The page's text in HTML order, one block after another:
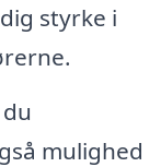
styrke i
mulighed